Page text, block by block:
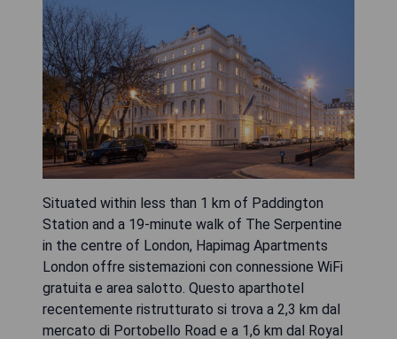
Situated within less than 1 km of Paddington
Station and a 19-minute walk of The Serpentine
in the centre of London, Hapimag Apartments
London offre sistemazioni con connessione WiFi
gratuita e area salotto. Questo aparthotel
recentemente ristrutturato si trova a 2,3 km dal
mercato di Portobello Road e a 1,6 km dal Royal